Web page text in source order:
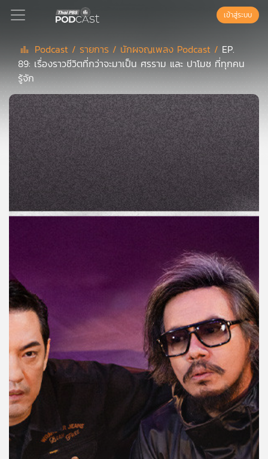
Podcast
เพล
ย์
ลิ
สต์
แนะนำ
เพล
ย์
คุณ
เพลง
บทความ
ข่าว
และ
กิจกรรม
เข้าสู่ระบบ
Podcast / รายการ / นักผจญเพลง Podcast / EP.
89: เรื่องราวชีวิตที่กว่าจะมาเป็น ศรราม และ ปาโมช ที่ทุกคน
รู้จัก